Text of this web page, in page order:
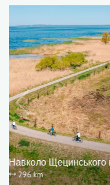
Навколо
296 km